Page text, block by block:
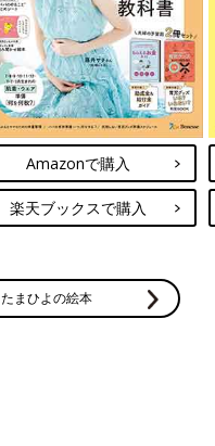
Amazonで購入
楽天ブックスで購入
たまひよの絵本